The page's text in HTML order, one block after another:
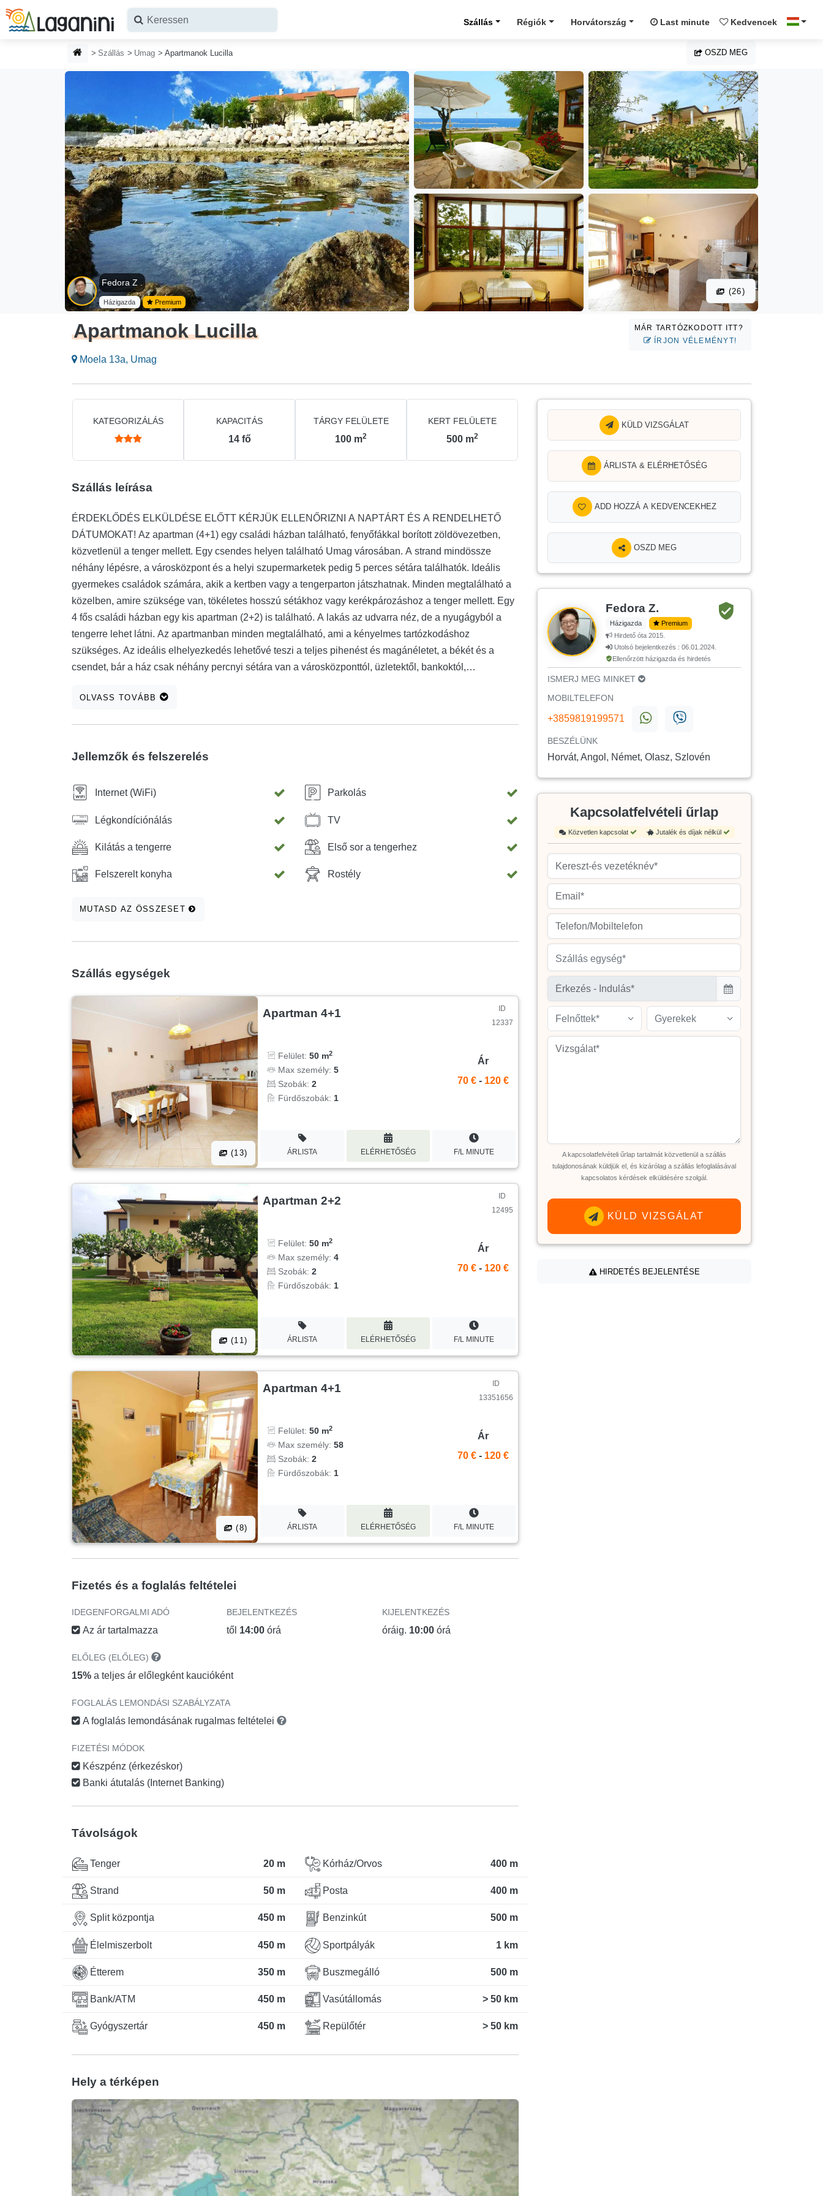
Ugrás a fő tartalomhoz
Szállás Régiók Horvátország Last minute Kedvencek
HONLAP
Szállás Umag Apartmanok Lucilla OSZD MEG
Fedora Z .
Házigazda Premium
(26)
Apartmanok Lucilla
Moela 13a, Umag
MÁR TARTÓZKODOTT ITT?
ÍRJON VÉLEMÉNYT!
KATEGORIZÁLÁS KAPACITÁS
14 fő
TÁRGY FELÜLETE
100 m2
KERT FELÜLETE
500 m2
Szállás leírása
ÉRDEKLŐDÉS ELKÜLDÉSE ELŐTT KÉRJÜK ELLENŐRIZNI A NAPTÁRT ÉS A RENDELHETŐ
DÁTUMOKAT! Az apartman (4+1) egy családi házban található, fenyőfákkal borított zöldövezetben,
közvetlenül a tenger mellett. Egy csendes helyen található Umag városában. A strand mindössze
néhány lépésre, a városközpont és a helyi szupermarketek pedig 5 perces sétára találhatók. Ideális
gyermekes családok számára, akik a kertben vagy a tengerparton játszhatnak. Minden megtalálható a
közelben, amire szüksége van, tökéletes hosszú sétákhoz vagy kerékpározáshoz a tenger mellett. Egy
4 fős családi házban egy kis apartman (2+2) is található. A lakás az udvarra néz, de a nyugágyból a
tengerre lehet látni. Az apartmanban minden megtalálható, ami a kényelmes tartózkodáshoz
szükséges. Az ideális elhelyezkedés lehetővé teszi a teljes pihenést és magánéletet, a békét és a
csendet, bár a ház csak néhány percnyi sétára van a városközponttól, üzletektől, bankoktól,
Reméljük, hogy vendéglátói lehetünk a közelgő vakáción!
OLVASS TOVÁBB
Jellemzők és felszerelés
Internet (WiFi) Parkolás
Légkondíciónálás TV
Kilátás a tengerre Első sor a tengerhez
Felszerelt konyha Rostély
MUTASD AZ ÖSSZESET
Szállás egységek
(13)
Apartman 4+1
ID
12337
Felület:50 m2
Max személy:5
Szobák:2
Fürdőszobák: 1
Ár
70 € - 120 €
ÁRLISTA ELÉRHETŐSÉG F/L MINUTE
(11)
Apartman 2+2
ID
12495
Felület:50 m2
Max személy:4
Szobák:2
Fürdőszobák: 1
Ár
70 € - 120 €
ÁRLISTA ELÉRHETŐSÉG F/L MINUTE
(8)
Apartman 4+1
ID
13351656
Felület:50 m2
Max személy:58
Szobák:2
Fürdőszobák: 1
Ár
70 € - 120 €
ÁRLISTA ELÉRHETŐSÉG F/L MINUTE
Fizetés és a foglalás feltételei
IDEGENFORGALMI ADÓ
Az ár tartalmazza
BEJELENTKEZÉS
től 14:00 órá
KIJELENTKEZÉS
óráig. 10:00órá
ELŐLEG (ELŐLEG)
15% a teljes ár előlegként kaucióként
FOGLALÁS LEMONDÁSI SZABÁLYZATA
A foglalás lemondásának rugalmas feltételei
FIZETÉSI MÓDOK
Készpénz (érkezéskor)
Banki átutalás (Internet Banking)
Távolságok
Tenger 20 m
Strand 50 m
Split központja 450 m
Élelmiszerbolt 450 m
Étterem 350 m
Bank/ATM 450 m
Gyógyszertár 450 m
Kórház/Orvos 400 m
Posta 400 m
Benzinkút 500 m
Sportpályák 1 km
Buszmegálló 500 m
Vasútállomás > 50 km
Repülőtér > 50 km
Hely a térképen
KÜLD VIZSGÁLAT
ÁRLISTA & ELÉRHETŐSÉG
ADD HOZZÁ A KEDVENCEKHEZ
OSZD MEG
Fedora Z.
Házigazda
Premium
Hirdető óta 2015.
Utolsó bejelentkezés : 06.01.2024.
Ellenőrzött házigazda és hirdetés
ISMERJ MEG MINKET
MOBILTELEFON
+3859819199571
BESZÉLÜNK
Horvát, Angol, Német, Olasz, Szlovén
Kapcsolatfelvételi űrlap
Közvetlen kapcsolat Jutalék és díjak nélkül
Szállás egység*
Felnőttek* Gyerekek
A kapcsolatfelvételi űrlap tartalmát közvetlenül a szállás
tulajdonosának küldjük el, és kizárólag a szállás lefoglalásával
kapcsolatos kérdések elküldésére szolgál.
KÜLD VIZSGÁLAT
HIRDETÉS BEJELENTÉSE